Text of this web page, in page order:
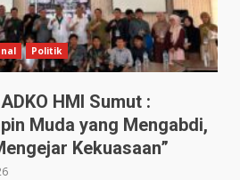
Politik
HMI Sumut :
Muda yang Mengabdi,
Kekuasaan”